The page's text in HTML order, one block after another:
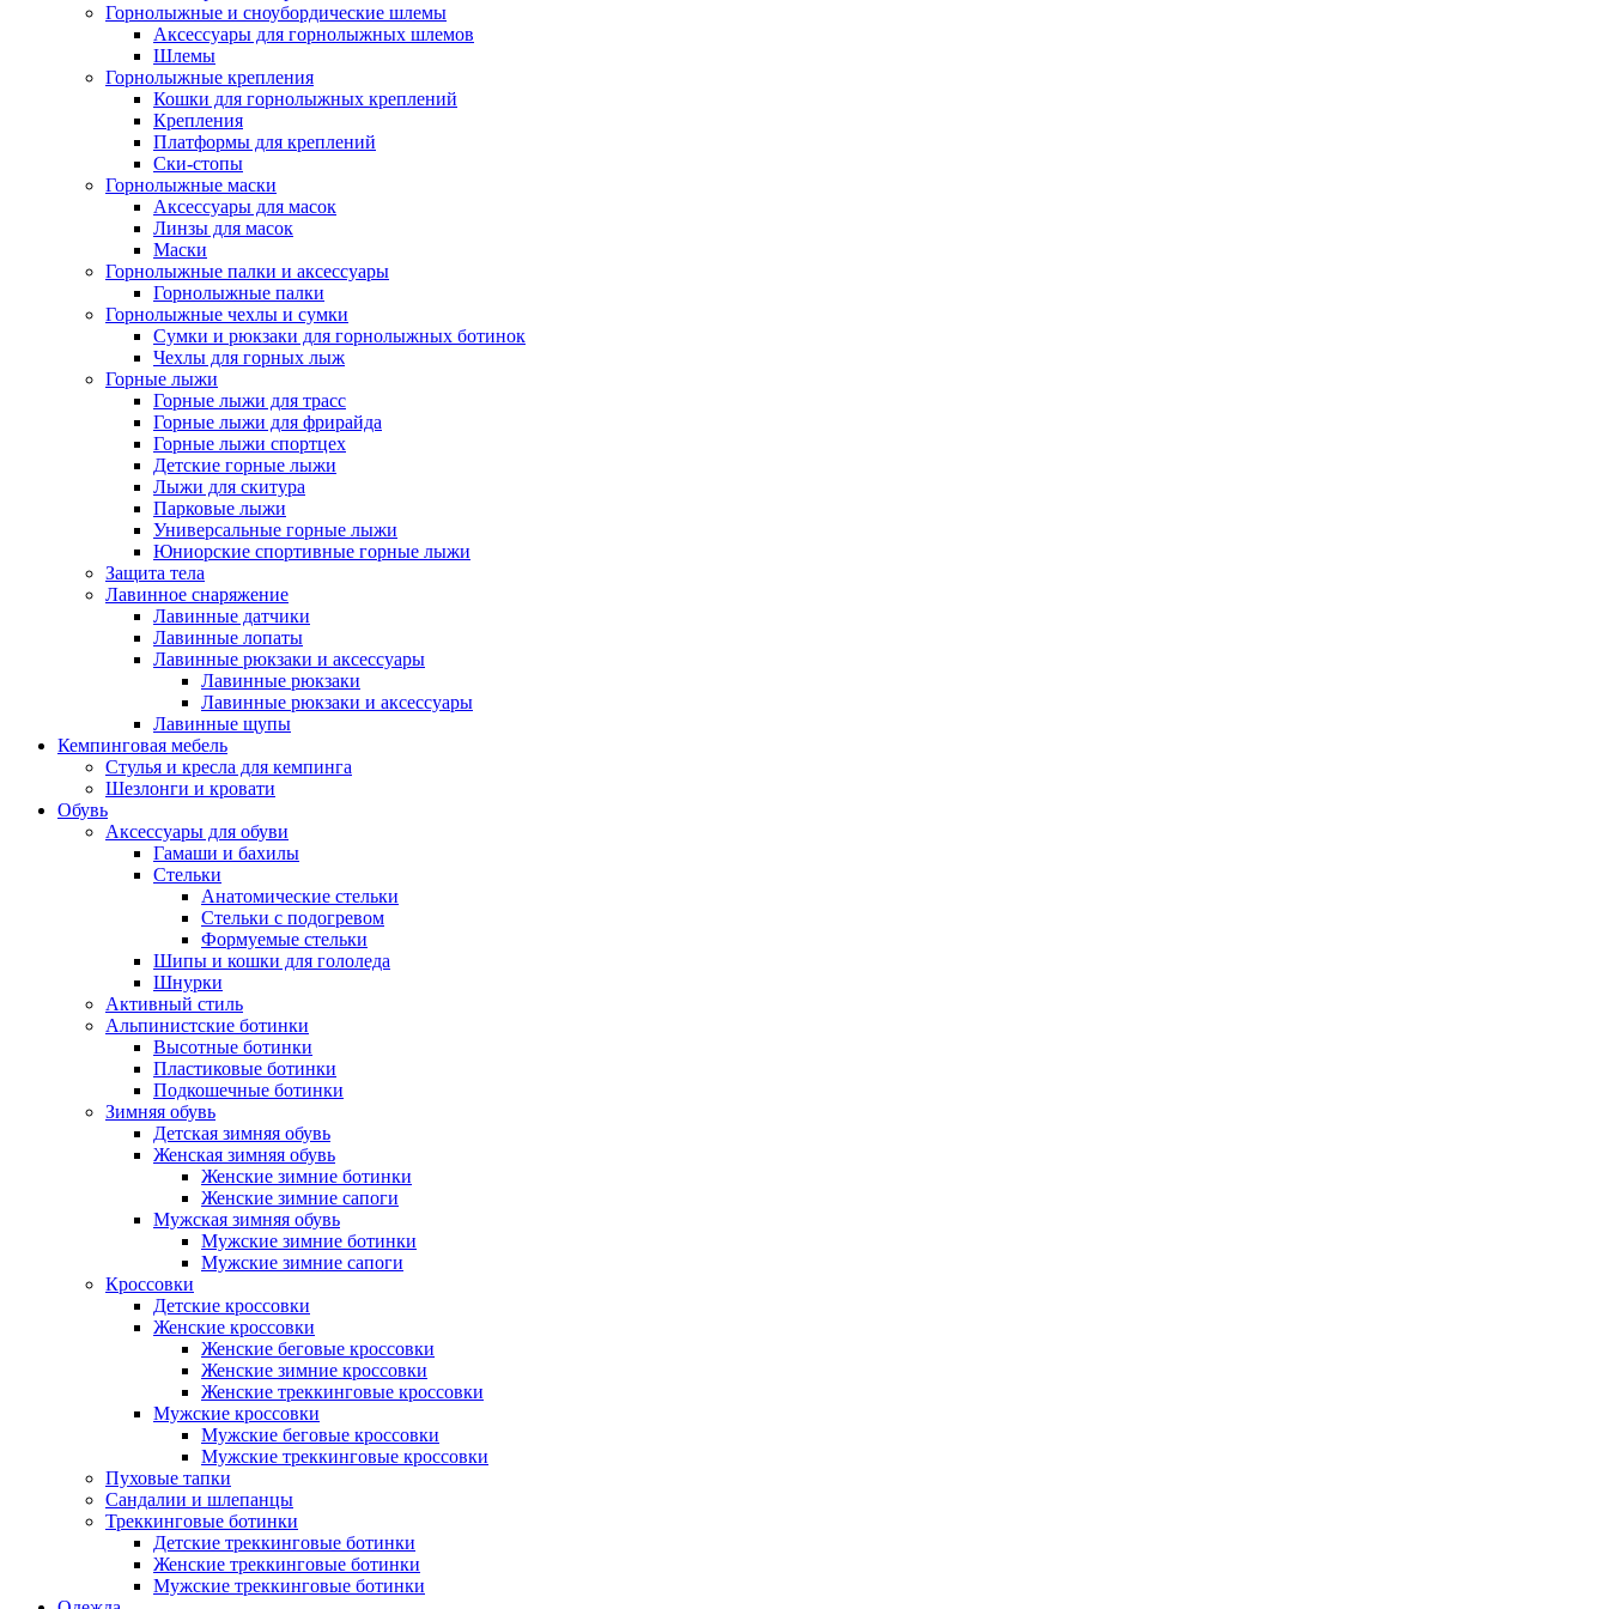
Горнолыжные и сноубордические шлемы
Аксессуары для горнолыжных шлемов
Шлемы
Горнолыжные крепления
Кошки для горнолыжных креплений
Крепления
Платформы для креплений
Ски-стопы
Горнолыжные маски
Аксессуары для масок
Линзы для масок
Маски
Горнолыжные палки и аксессуары
Горнолыжные палки
Горнолыжные чехлы и сумки
Сумки и рюкзаки для горнолыжных ботинок
Чехлы для горных лыж
Горные лыжи
Горные лыжи для трасс
Горные лыжи для фрирайда
Горные лыжи спортцех
Детские горные лыжи
Лыжи для скитура
Парковые лыжи
Универсальные горные лыжи
Юниорские спортивные горные лыжи
Защита тела
Лавинное снаряжение
Лавинные датчики
Лавинные лопаты
Лавинные рюкзаки и аксессуары
Лавинные рюкзаки
Лавинные рюкзаки и аксессуары
Лавинные щупы
Кемпинговая мебель
Стулья и кресла для кемпинга
Шезлонги и кровати
Обувь
Аксессуары для обуви
Гамаши и бахилы
Стельки
Анатомические стельки
Стельки с подогревом
Формуемые стельки
Шипы и кошки для гололеда
Шнурки
Активный стиль
Альпинистские ботинки
Высотные ботинки
Пластиковые ботинки
Подкошечные ботинки
Зимняя обувь
Детская зимняя обувь
Женская зимняя обувь
Женские зимние ботинки
Женские зимние сапоги
Мужская зимняя обувь
Мужские зимние ботинки
Мужские зимние сапоги
Кроссовки
Детские кроссовки
Женские кроссовки
Женские беговые кроссовки
Женские зимние кроссовки
Женские треккинговые кроссовки
Мужские кроссовки
Мужские беговые кроссовки
Мужские треккинговые кроссовки
Пуховые тапки
Сандалии и шлепанцы
Треккинговые ботинки
Детские треккинговые ботинки
Женские треккинговые ботинки
Мужские треккинговые ботинки